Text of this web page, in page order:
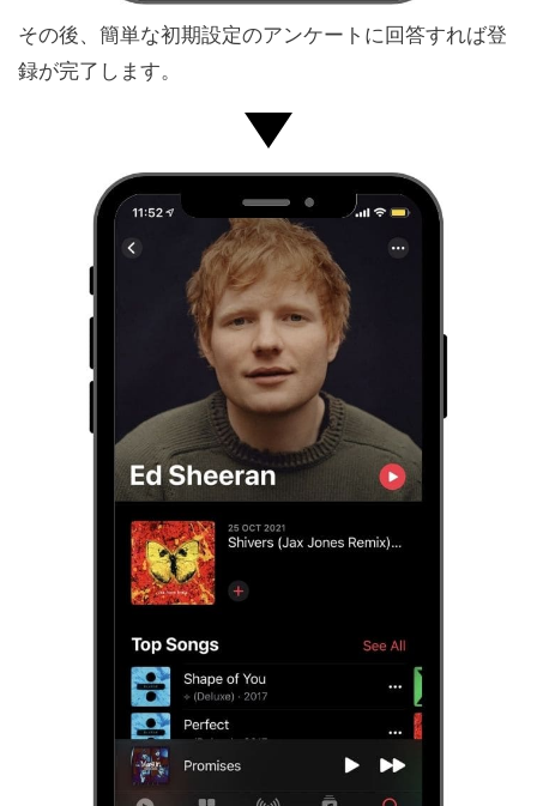
その後、簡単な初期設定のアンケートに回答すれば登
録が完了します。